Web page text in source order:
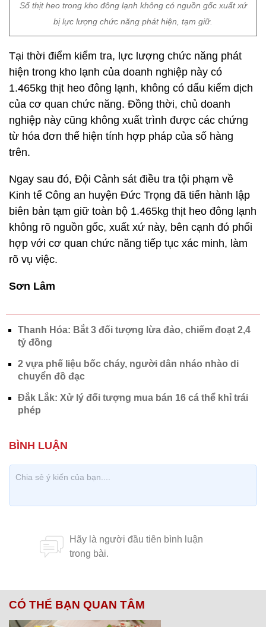
Số thịt heo trong kho đông lạnh không có nguồn gốc xuất xứ
bị lực lượng chức năng phát hiện, tạm giữ.
Tại thời điểm kiểm tra, lực lượng chức năng phát
hiện trong kho lạnh của doanh nghiệp này có
1.465kg thịt heo đông lạnh, không có dấu kiểm dịch
của cơ quan chức năng. Đồng thời, chủ doanh
nghiệp này cũng không xuất trình được các chứng
từ hóa đơn thể hiện tính hợp pháp của số hàng
trên.
Ngay sau đó, Đội Cảnh sát điều tra tội phạm về
Kinh tế Công an huyện Đức Trọng đã tiến hành lập
biên bản tạm giữ toàn bộ 1.465kg thịt heo đông lạnh
không rõ nguồn gốc, xuất xứ này, bên cạnh đó phối
hợp với cơ quan chức năng tiếp tục xác minh, làm
rõ vụ việc.
Sơn Lâm
Thanh Hóa: Bắt 3 đối tượng lừa đảo, chiếm đoạt 2,4
tỷ đồng
2 vựa phế liệu bốc cháy, người dân nháo nhào di
chuyển đồ đạc
Đắk Lắk: Xử lý đối tượng mua bán 16 cá thể khỉ trái
phép
CÓ THỂ BẠN QUAN TÂM